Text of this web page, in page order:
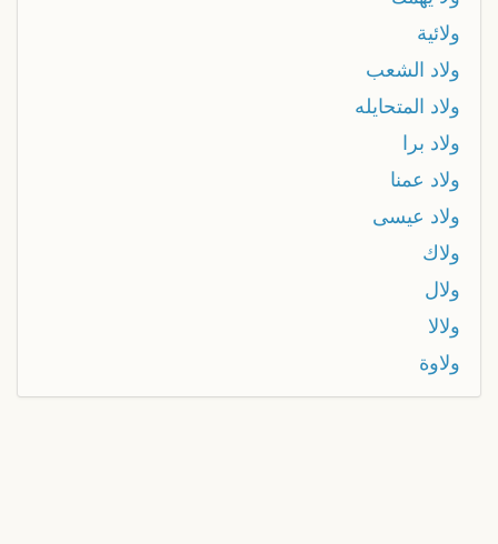
ولائية
ولاد الشعب
ولاد المتحايله
ولاد برا
ولاد عمنا
ولاد عيسى
ولاك
ولال
ولالا
ولاوة